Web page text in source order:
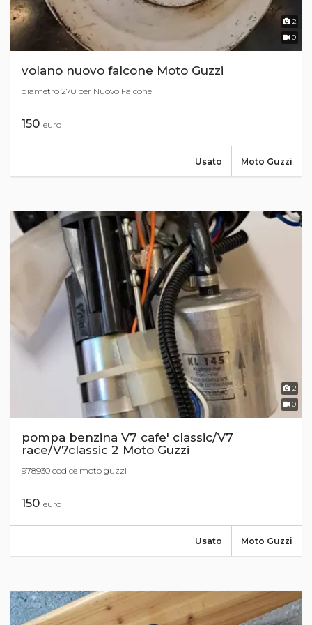
2
0
volano nuovo falcone Moto Guzzi
diametro 270 per Nuovo Falcone
150 euro
Moto Guzzi
Usato
2
0
pompa benzina V7 cafe' classic/V7
race/V7classic 2 Moto Guzzi
978930 codice moto guzzi
150 euro
Moto Guzzi
Usato